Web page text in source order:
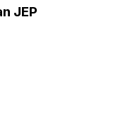
JEP